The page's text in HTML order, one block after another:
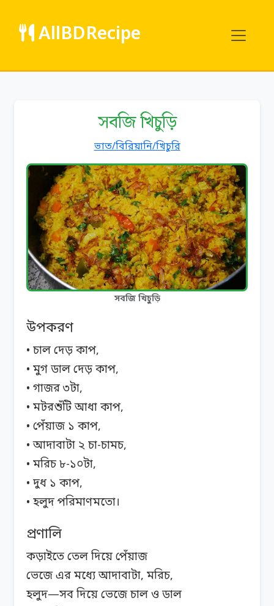
AllBDRecipe
সবজি খিচুড়ি
ভাত/বিরিয়ানি/খিচুরি
সবজি খিচুড়ি
উপকরণ
• চাল দেড় কাপ,
• মুগ ডাল দেড় কাপ,
• গাজর ৩টা,
• মটরশুঁটি আধা কাপ,
• পেঁয়াজ ১ কাপ,
• আদাবাটা ২ চা-চামচ,
• মরিচ ৮-১০টা,
• দুধ ১ কাপ,
• হলুদ পরিমাণমতো।
প্রণালি
কড়াইতে তেল দিয়ে পেঁয়াজ
ভেজে এর মধ্যে আদাবাটা, মরিচ,
হলুদ—সব দিয়ে ভেজে চাল ও ডাল